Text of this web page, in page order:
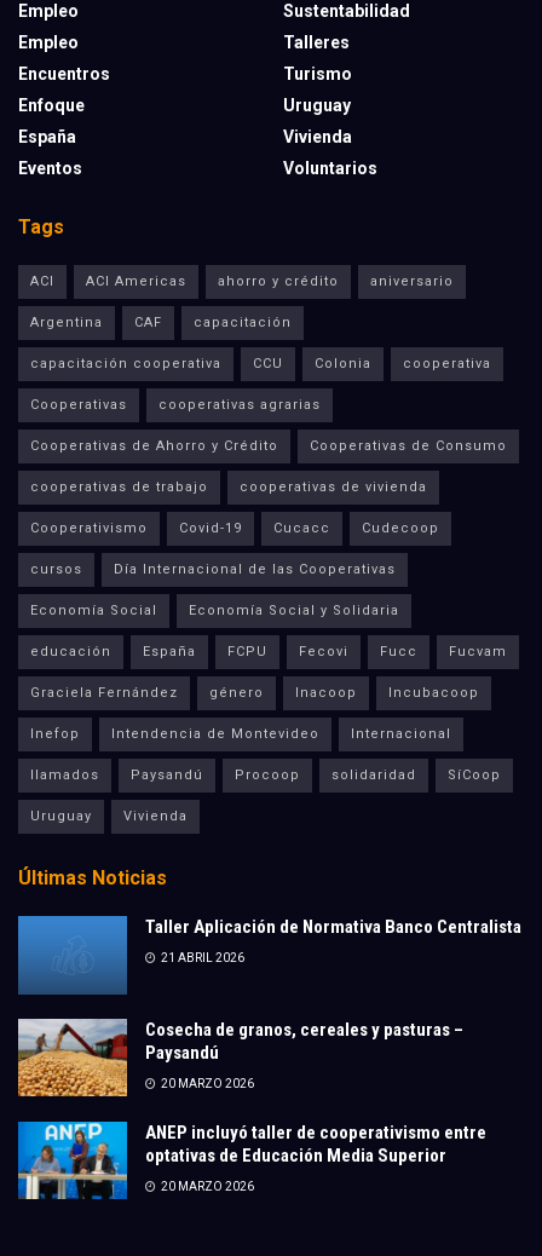
Empleo
Empleo
Encuentros
Enfoque
España
Eventos
Sustentabilidad
Talleres
Turismo
Uruguay
Vivienda
Voluntarios
Tags
ACI ACI Americas ahorro y crédito aniversario
Argentina CAF capacitación
capacitación cooperativa CCU Colonia cooperativa
Cooperativas cooperativas agrarias
Cooperativas de Ahorro y Crédito Cooperativas de Consumo
cooperativas de trabajo cooperativas de vivienda
Cooperativismo Covid-19 Cucacc Cudecoop
cursos Día Internacional de las Cooperativas
Economía Social Economía Social y Solidaria
educación España FCPU Fecovi Fucc Fucvam
Graciela Fernández género Inacoop Incubacoop
Inefop Intendencia de Montevideo Internacional
llamados Paysandú Procoop solidaridad SíCoop
Uruguay Vivienda
Últimas Noticias
Taller Aplicación de Normativa Banco Centralista
21 ABRIL 2026
Cosecha de granos, cereales y pasturas –
Paysandú
20 MARZO 2026
ANEP incluyó taller de cooperativismo entre
optativas de Educación Media Superior
20 MARZO 2026